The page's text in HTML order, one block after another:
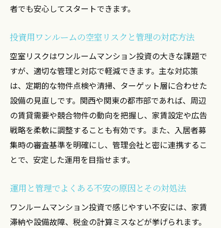
者でも安心してスタートできます。
投資用ワンルームの空室リスクと管理の対応方法
空室リスクはワンルームマンション投資の大きな課題で
すが、適切な管理と対応で軽減できます。主な対応策
は、定期的な物件点検や清掃、ターゲット層に合わせた
設備の見直しです。関西や関東の都市部であれば、周辺
の賃貸需要や競合物件の動向を把握し、家賃設定や広告
戦略を柔軟に調整することも有効です。また、入居者募
集時の審査基準を明確にし、管理会社と密に連携するこ
とで、安定した運用を目指せます。
運用と管理でよくある不安の原因とその対処法
ワンルームマンション投資で感じやすい不安には、家賃
滞納や設備故障、税金の計算ミスなどが挙げられます。